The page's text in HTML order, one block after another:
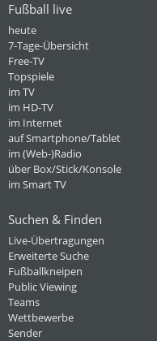
Fußball live
heute
7-Tage-Übersicht
Free-TV
Topspiele
im TV
im HD-TV
im Internet
auf Smartphone/Tablet
im (Web-)Radio
über Box/Stick/Konsole
im Smart TV
Suchen & Finden
Live-Übertragungen
Erweiterte Suche
Fußballkneipen
Public Viewing
Teams
Wettbewerbe
Sender